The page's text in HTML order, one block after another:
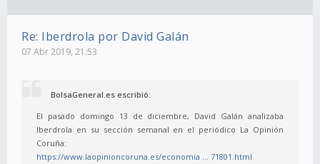
Re: Iberdrola por David Galán
07 Abr 2019, 21:53
BolsaGeneral.es escribió:
El pasado domingo 13 de diciembre, David Galán analizaba
Iberdrola en su sección semanal en el periódico La Opinión
Coruña:
https://www.laopinioncoruna.es/economia ... 71801.html